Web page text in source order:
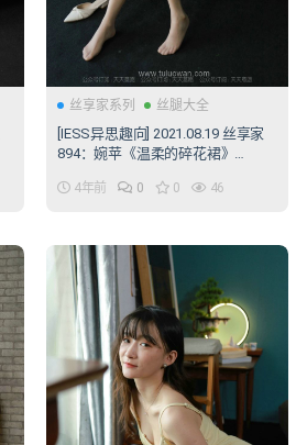
丝享家系列 丝腿大全
[IESS异思趣向] 2021.08.19 丝享家
894：婉苹《温柔的碎花裙》
4年前 0 0 46